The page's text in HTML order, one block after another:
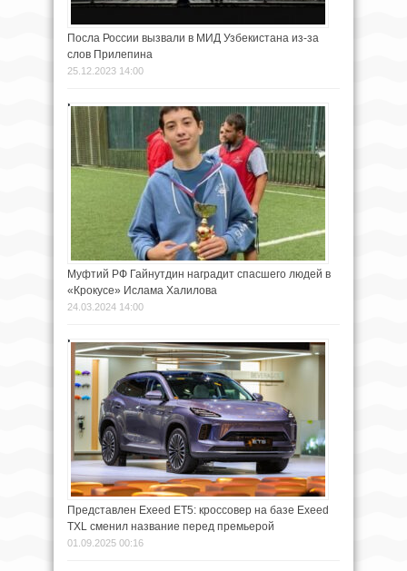
Посла России вызвали в МИД Узбекистана из-за
слов Прилепина
25.12.2023 14:00
Муфтий РФ Гайнутдин наградит спасшего людей в
«Крокусе» Ислама Халилова
24.03.2024 14:00
Представлен Exeed ET5: кроссовер на базе Exeed
TXL сменил название перед премьерой
01.09.2025 00:16